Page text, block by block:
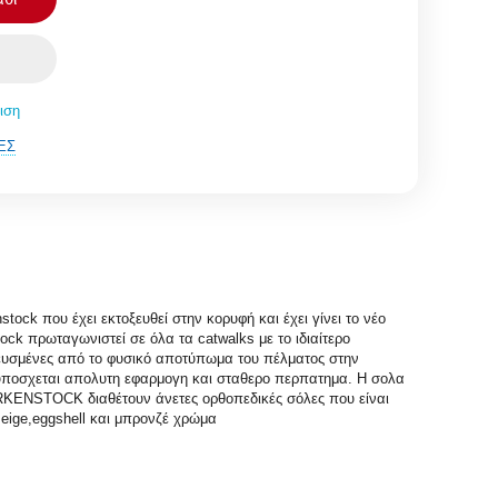
που έχει εκτοξευθεί στην κορυφή και έχει γίνει το νέο
πρωταγωνιστεί σε όλα τα catwalks με το ιδιαίτερο
από το φυσικό αποτύπωμα του πέλματος στην
απολυτη εφαρμογη και σταθερο περπατημα. H σολα
διαθέτουν άνετες ορθοπεδικές σόλες που είναι
και μπρονζέ χρώμα